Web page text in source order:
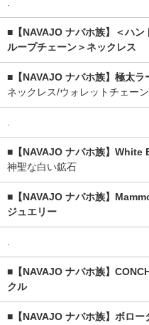
■【NAVAJO ナバホ族】＜ハン
ループチェーン＞ネックレス
■【NAVAJO ナバホ族】極太
ネックレス/ウォレットチェーン
■【NAVAJO ナバホ族】White
神聖な白い鉱石
■【NAVAJO ナバホ族】
ジュエリー
■【NAVAJO ナバホ族】
クル
■【NAVAJO ナバホ族】ボロー